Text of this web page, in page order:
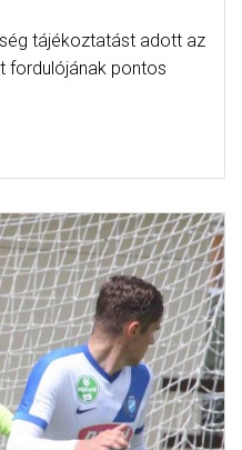
tájékoztatást adott az
fordulójának pontos